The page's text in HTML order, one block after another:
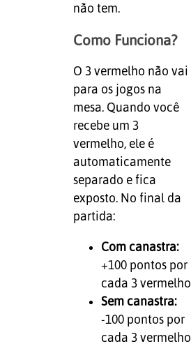
não tem.
Como Funciona?
O 3 vermelho não vai
para os jogos na
mesa. Quando você
recebe um 3
vermelho, ele é
automaticamente
separado e fica
exposto. No final da
partida:
Com canastra:
+100 pontos por
cada 3 vermelho
Sem canastra:
-100 pontos por
cada 3 vermelho